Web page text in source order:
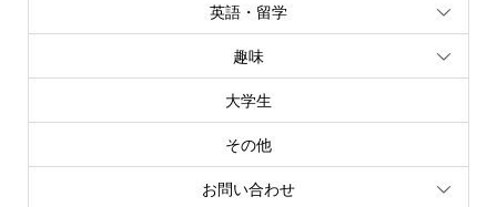
英語・留学
趣味
大学生
その他
お問い合わせ